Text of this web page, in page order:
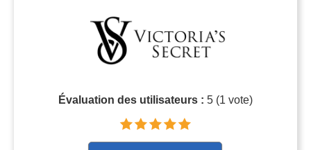
Évaluation des utilisateurs : 5 (1 vote)